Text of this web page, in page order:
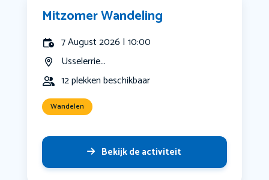
Mitzomer Wandeling
7 August 2026 | 10:00
Usselerrie...
12 plekken beschikbaar
Wandelen
Bekijk de activiteit